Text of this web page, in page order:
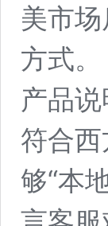
美市
方式
产品
符合
够“本